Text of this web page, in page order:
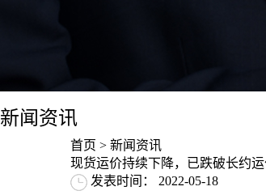
新闻资讯
首页 > 新闻资讯
现货运价持续下降，已跌破长约
发表时间： 2022-05-18